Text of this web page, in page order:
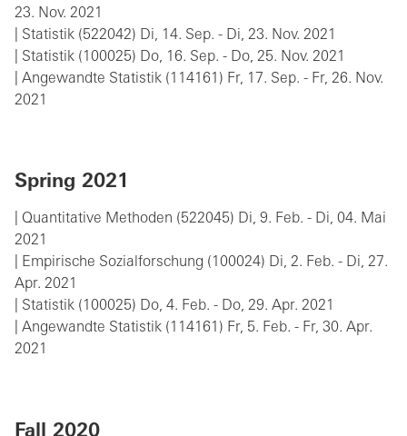
23. Nov. 2021
| Statistik (522042) Di, 14. Sep. - Di, 23. Nov. 2021
| Statistik (100025) Do, 16. Sep. - Do, 25. Nov. 2021
| Angewandte Statistik (114161) Fr, 17. Sep. - Fr, 26. Nov.
2021
Spring 2021
| Quantitative Methoden (522045) Di, 9. Feb. - Di, 04. Mai
2021
| Empirische Sozialforschung (100024) Di, 2. Feb. - Di, 27.
Apr. 2021
| Statistik (100025) Do, 4. Feb. - Do, 29. Apr. 2021
| Angewandte Statistik (114161) Fr, 5. Feb. - Fr, 30. Apr.
2021
Fall 2020